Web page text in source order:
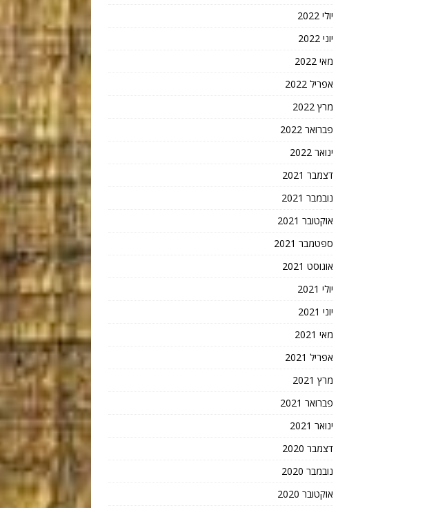
יולי 2022
יוני 2022
מאי 2022
אפריל 2022
מרץ 2022
פברואר 2022
ינואר 2022
דצמבר 2021
נובמבר 2021
אוקטובר 2021
ספטמבר 2021
אוגוסט 2021
יולי 2021
יוני 2021
מאי 2021
אפריל 2021
מרץ 2021
פברואר 2021
ינואר 2021
דצמבר 2020
נובמבר 2020
אוקטובר 2020